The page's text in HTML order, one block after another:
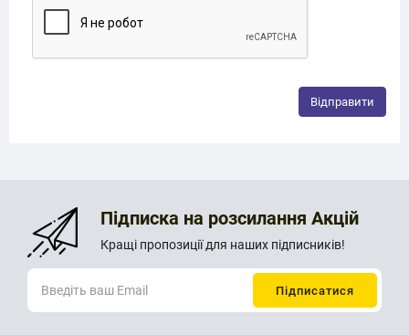
Підписка на розсилання Акцій
Кращі пропозиції для наших підписників!